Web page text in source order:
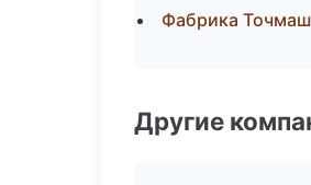
Фабрика
Другие